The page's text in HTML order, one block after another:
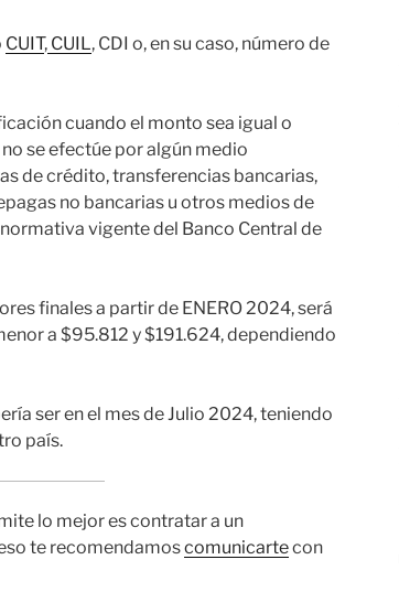
CUIT, CUIL, CDI o, en su caso, número de
cuando el monto sea igual o
se efectúe por algún medio
de crédito, transferencias bancarias,
no bancarias u otros medios de
vigente del Banco Central de
finales a partir de ENERO 2024, será
a $95.812 y $191.624, dependiendo
ser en el mes de Julio 2024, teniendo
país.
lo mejor es contratar a un
te recomendamoscomunicartecon